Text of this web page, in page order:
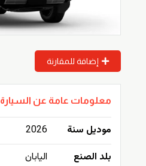
إضافة للمقارنة
معلومات عامة عن السيارة
موديل سنة
2026
بلد الصنع
اليابان